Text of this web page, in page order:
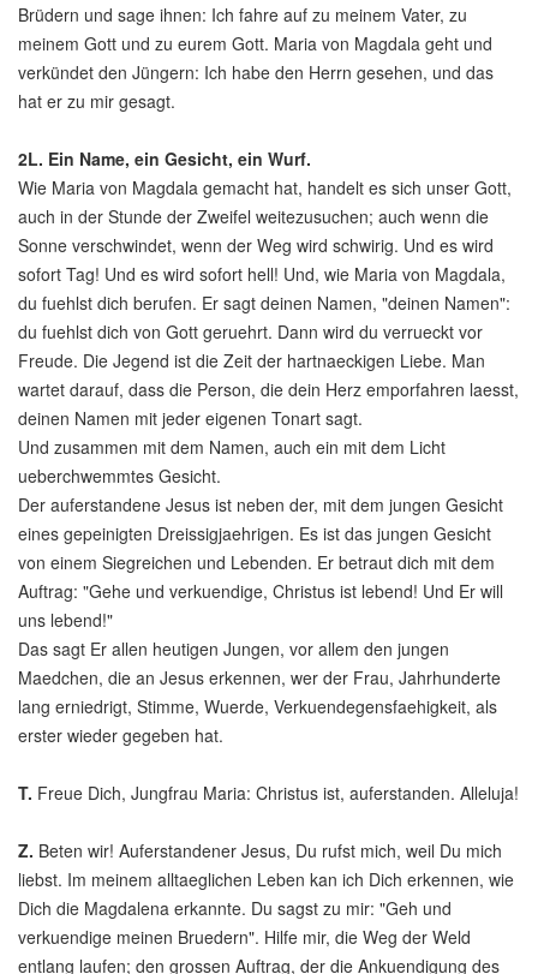
Brüdern und sage ihnen: Ich fahre auf zu meinem Vater, zu
meinem Gott und zu eurem Gott. Maria von Magdala geht und
verkündet den Jüngern: Ich habe den Herrn gesehen, und das
hat er zu mir gesagt.
2L. Ein Name, ein Gesicht, ein Wurf.
Wie Maria von Magdala gemacht hat, handelt es sich unser Gott,
auch in der Stunde der Zweifel weitezusuchen; auch wenn die
Sonne verschwindet, wenn der Weg wird schwirig. Und es wird
sofort Tag! Und es wird sofort hell! Und, wie Maria von Magdala,
du fuehlst dich berufen. Er sagt deinen Namen, "deinen Namen":
du fuehlst dich von Gott geruehrt. Dann wird du verrueckt vor
Freude. Die Jegend ist die Zeit der hartnaeckigen Liebe. Man
wartet darauf, dass die Person, die dein Herz emporfahren laesst,
deinen Namen mit jeder eigenen Tonart sagt.
Und zusammen mit dem Namen, auch ein mit dem Licht
ueberchwemmtes Gesicht.
Der auferstandene Jesus ist neben der, mit dem jungen Gesicht
eines gepeinigten Dreissigjaehrigen. Es ist das jungen Gesicht
von einem Siegreichen und Lebenden. Er betraut dich mit dem
Auftrag: "Gehe und verkuendige, Christus ist lebend! Und Er will
uns lebend!"
Das sagt Er allen heutigen Jungen, vor allem den jungen
Maedchen, die an Jesus erkennen, wer der Frau, Jahrhunderte
lang erniedrigt, Stimme, Wuerde, Verkuendegensfaehigkeit, als
erster wieder gegeben hat.
T. Freue Dich, Jungfrau Maria: Christus ist, auferstanden. Alleluja!
Z. Beten wir! Auferstandener Jesus, Du rufst mich, weil Du mich
liebst. Im meinem alltaeglichen Leben kan ich Dich erkennen, wie
Dich die Magdalena erkannte. Du sagst zu mir: "Geh und
verkuendige meinen Bruedern". Hilfe mir, die Weg der Weld
entlang laufen; den grossen Auftrag, der die Ankuendigung des